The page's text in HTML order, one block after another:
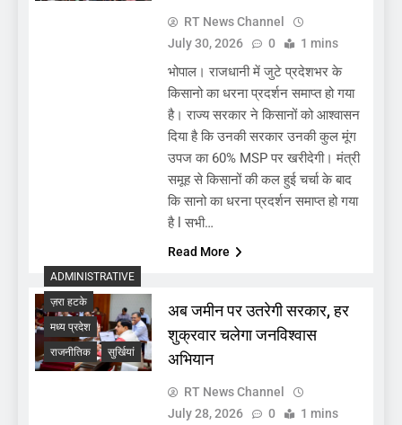
RT News Channel
July 30, 2026
0 1 mins
भोपाल। राजधानी में जुटे प्रदेशभर के
किसानो का धरना प्रदर्शन समाप्त हो गया
है। राज्य सरकार ने किसानों को आश्वासन
दिया है कि उनकी सरकार उनकी कुल मूंग
उपज का 60% MSP पर खरीदेगी। मंत्री
समूह से किसानों की कल हुई चर्चा के बाद
कि सानो का धरना प्रदर्शन समाप्त हो गया
है l सभी…
Read More
ADMINISTRATIVE
ज़रा हटके
मध्य प्रदेश
राजनीतिक
सुर्खियां
अब जमीन पर उतरेगी सरकार, हर
शुक्रवार चलेगा जनविश्वास
अभियान
RT News Channel
July 28, 2026
0 1 mins